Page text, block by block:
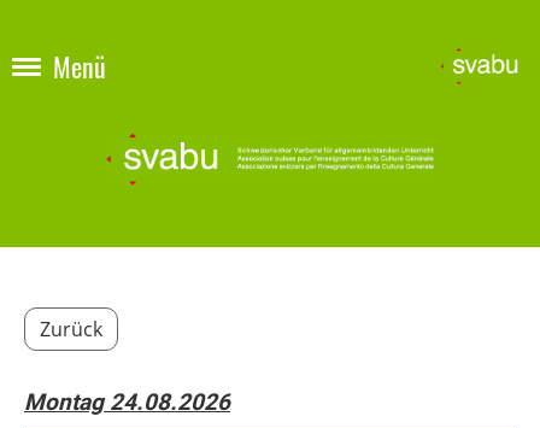
Menü
Zurück
Montag 24.08.2026